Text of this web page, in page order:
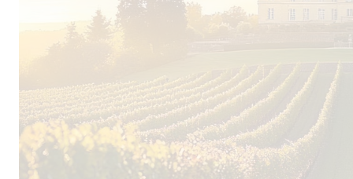
Cinsault, Carignan und Mourvèdre angebaut
mehr als 50 Jahre alt und garantieren Trauben
Konzentration. Schon frühzeitig setzte Jean
das Weingut von einem ehemaligen
Spitzenbetrieb um. Neben einer drastischen
Arbeit im Weinberg verbannte Jean die
Lese ein, an die sich eine zweimalige
oder überreife Früchte auszusortieren. Zudem